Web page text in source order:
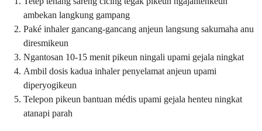
ambekan langkung gampang
Paké inhaler gancang-gancang anjeun langsung sakumaha anu
diresmikeun
Ngantosan 10-15 menit pikeun ningali upami gejala ningkat
Ambil dosis kadua inhaler penyelamat anjeun upami
diperyogikeun
Telepon pikeun bantuan médis upami gejala henteu ningkat
atanapi parah